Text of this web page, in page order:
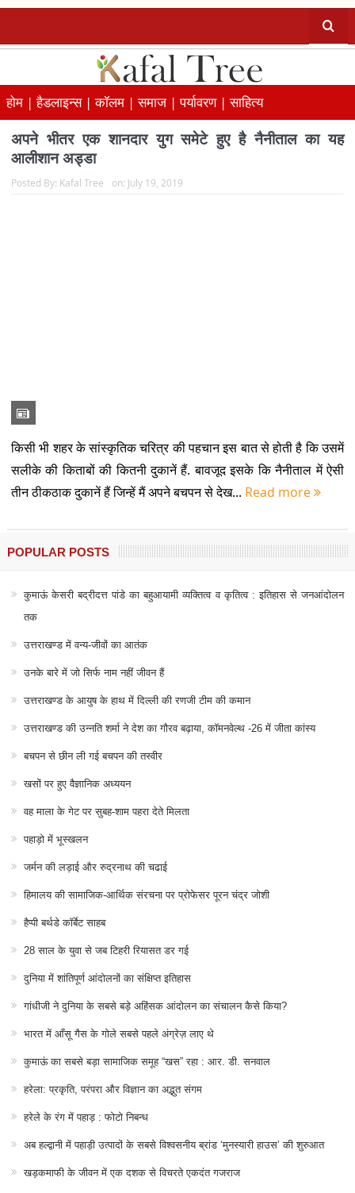
होम |हैडलाइन्स |कॉलम |समाज |पर्यावरण |साहित्य
अपने भीतर एक शानदार युग समेटे हुए है नैनीताल का यह
आलीशान अड्डा
Posted By: Kafal Tree on: July 19, 2019
किसी भी शहर के सांस्कृतिक चरित्र की पहचान इस बात से होती है कि उसमें
सलीके की किताबों की कितनी दुकानें हैं. बावजूद इसके कि नैनीताल में ऐसी
तीन ठीकठाक दुकानें हैं जिन्हें मैं अपने बचपन से देख... Read more
POPULAR POSTS
कुमाऊं केसरी बद्रीदत्त पांडे का बहुआयामी व्यक्तित्व व कृतित्व : इतिहास से जनआंदोलन
तक
उत्तराखण्ड में वन्य-जीवों का आतंक
उनके बारे में जो सिर्फ नाम नहीं जीवन हैं
उत्तराखण्ड के आयुष के हाथ में दिल्ली की रणजी टीम की कमान
उत्तराखण्ड की उन्नति शर्मा ने देश का गौरव बढ़ाया, कॉमनवेल्थ -26 में जीता कांस्य
बचपन से छीन ली गई बचपन की तस्वीर
खसों पर हुए वैज्ञानिक अध्ययन
वह माला के गेट पर सुबह-शाम पहरा देते मिलता
पहाड़ो में भूस्खलन
जर्मन की लड़ाई और रुद्रनाथ की चढाई
हिमालय की सामाजिक-आर्थिक संरचना पर प्रोफेसर पूरन चंद्र जोशी
हैप्पी बर्थडे कॉर्बेट साहब
28 साल के युवा से जब टिहरी रियासत डर गई
दुनिया में शांतिपूर्ण आंदोलनों का संक्षिप्त इतिहास
गांधीजी ने दुनिया के सबसे बड़े अहिंसक आंदोलन का संचालन कैसे किया?
भारत में आँसू गैस के गोले सबसे पहले अंग्रेज़ लाए थे
कुमाऊं का सबसे बड़ा सामाजिक समूह “खस” रहा : आर. डी. सनवाल
हरेला: प्रकृति, परंपरा और विज्ञान का अद्भुत संगम
हरेले के रंग में पहाड़ : फोटो निबन्ध
अब हल्द्वानी में पहाड़ी उत्पादों के सबसे विश्वसनीय ब्रांड ‘मुनस्यारी हाउस’ की शुरुआत
खड़कमाफी के जीवन में एक दशक से विचरते एकदंत गजराज